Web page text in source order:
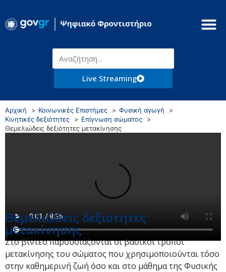
Live Streaming
Αρχική Κοινωνικές Επιστήμες
Φυσική αγωγή
Κινητικές δεξιότητες
Επίγνωση σώματος
Θεμελιώδεις δεξιότητες μετακίνησης
Θεμελιώδεις δεξιότητες
μετακίνησης
Στο βίντεο παρουσιάζονται οι βασικοί τρόποι
μετακίνησης του σώματος που χρησιμοποιούνται τόσο
στην καθημερινή ζωή όσο και στο μάθημα της Φυσικής